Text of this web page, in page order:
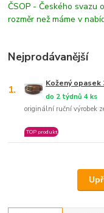
ČSOP - Českého svazu
rozměr než máme v
Nejprodávanější
1. Kožený opasek
originální ruční výrobek
do 2 týdnů 4 ks
TOP produkt